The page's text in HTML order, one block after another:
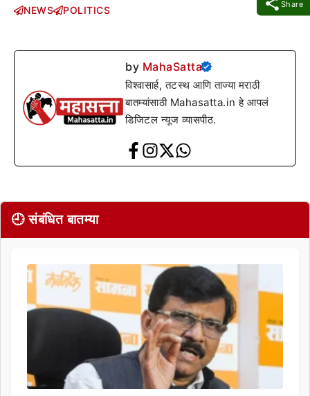
Share
NEWS POLITICS
by MahaSatta
विश्वासार्ह, तटस्थ आणि ताज्या मराठी
बातम्यांसाठी Mahasatta.in हे आपलं
डिजिटल न्यूज व्यासपीठ.
🕘 संबंधित बातम्या